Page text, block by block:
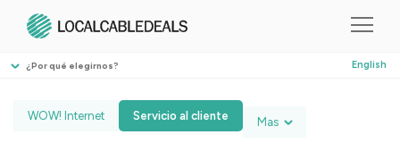
¿Por qué elegirnos? English
WOW! Internet Servicio al cliente Mas